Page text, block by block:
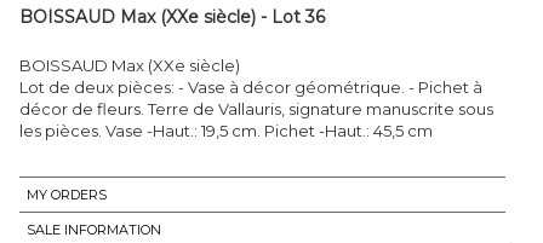
BOISSAUD Max (XXe siècle) - Lot 36
BOISSAUD Max (XXe siècle)
Lot de deux pièces: - Vase à décor géométrique. - Pichet à
décor de fleurs. Terre de Vallauris, signature manuscrite sous
les pièces. Vase -Haut.: 19,5 cm. Pichet -Haut.: 45,5 cm
MY ORDERS
SALE INFORMATION